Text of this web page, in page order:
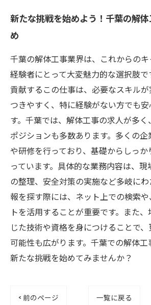
新たな挑戦を始めよう！千葉の解
め
千葉の解体工事業界は、これからの
経験者にとって大変魅力的な選択肢
貢献するこの仕事は、必要なスキル
つきやすく、特に経験がない方でも
す。千葉では、解体工事の求人が多
ポジションも多数あります。多くの
や研修を行っており、基礎からしっ
っています。具体的な業務内容は、
の整理、安全対策の実施など多岐に
報を探す際には、ネット上での検索
トを活用することが重要です。また
じた技術や資格を身につけることで
可能性も広がります。千葉での解体工
新たな挑戦を始めてみませんか？
< 前のページ 一覧に戻る